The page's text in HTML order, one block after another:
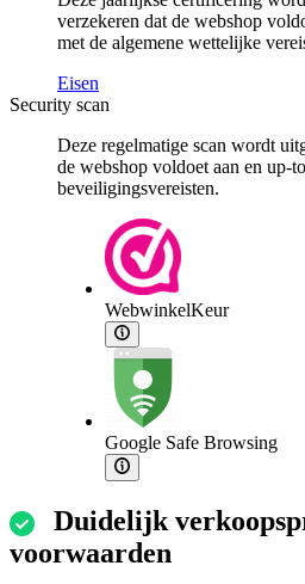
verzekeren dat de webshop
met de algemene wettelijke
Eisen
Security scan
Deze regelmatige scan wordt
de webshop voldoet aan en up-
beveiligingsvereisten.
WebwinkelKeur
Google Safe Browsing
Duidelijk
voorwaarden